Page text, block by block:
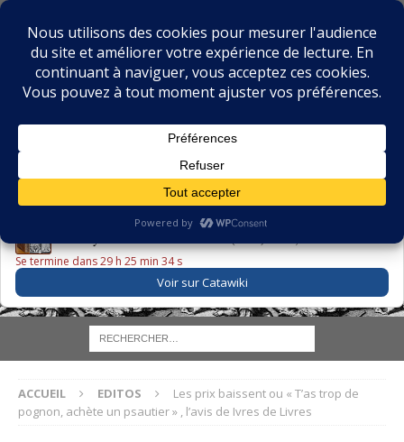
BIBLIOPHILIE.COM
LE BLOG DU BIBLIOPHILE, DES BIBLIOPHILES, DE LA
LE LIVRE DU JOUR
Se termine dans 29 h 25 min 33 s
Voir sur Catawiki
ACCUEIL EDITOS
Les prix baissent ou « T’as trop de
pognon, achète un psautier » , l’avis de Ivres de Livres